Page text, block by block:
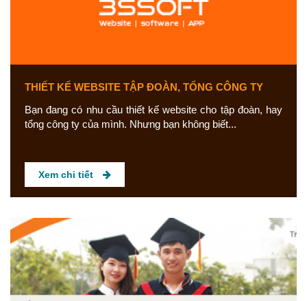
THIẾT KẾ WEBSITE TẬP ĐOÀN, TỔNG CÔNG TY
Bạn đang có nhu cầu thiết kế website cho tập đoàn, hay
tổng công ty của mình. Nhưng bạn không biết...
Xem chi tiết